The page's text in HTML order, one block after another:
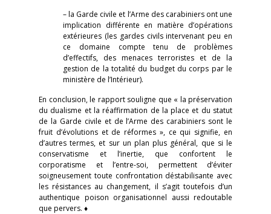
– la Garde civile et l’Arme des carabiniers ont une
implication différente en matière d’opérations
extérieures (les gardes civils intervenant peu en
ce domaine compte tenu de problèmes
d’effectifs, des menaces terroristes et de la
gestion de la totalité du budget du corps par le
ministère de l’Intérieur).
En conclusion, le rapport souligne que « la préservation
du dualisme et la réaffirmation de la place et du statut
de la Garde civile et de l’Arme des carabiniers sont le
fruit d’évolutions et de réformes », ce qui signifie, en
d’autres termes, et sur un plan plus général, que si le
conservatisme et l’inertie, que confortent le
corporatisme et l’entre-soi, permettent d’éviter
soigneusement toute confrontation déstabilisante avec
les résistances au changement, il s’agit toutefois d’un
authentique poison organisationnel aussi redoutable
que pervers. ♦